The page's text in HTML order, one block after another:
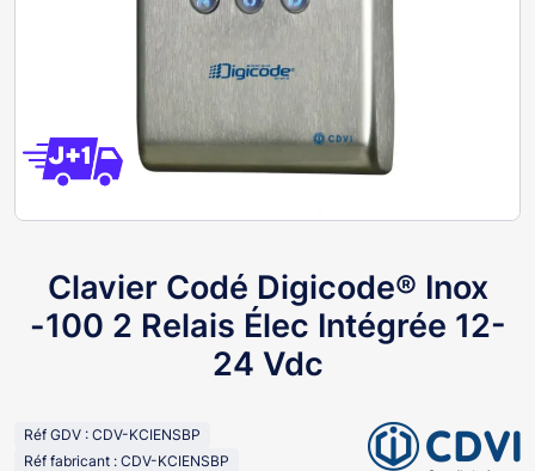
Clavier Codé Digicode® Inox
-100 2 Relais Élec Intégrée 12-
24 Vdc
Réf GDV : CDV-KCIENSBP
Réf fabricant : CDV-KCIENSBP